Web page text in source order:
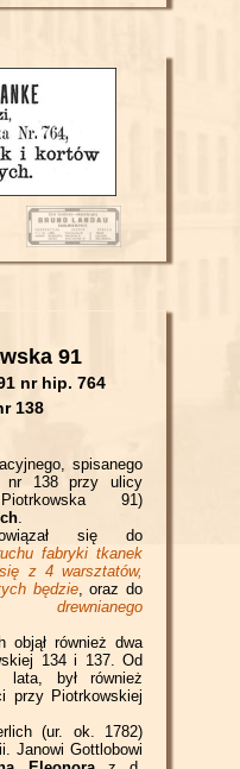
91
nr hip. 764
138
spisanego
nr 138 przy ulicy
91)
.
się do
fabryki tkanek
z 4 warsztatów,
będzie, oraz do
drewnianego
objął również dwa
134 i 137. Od
był również
przy Piotrkowskiej
(ur. ok. 1782)
Janowi Gottlobowi